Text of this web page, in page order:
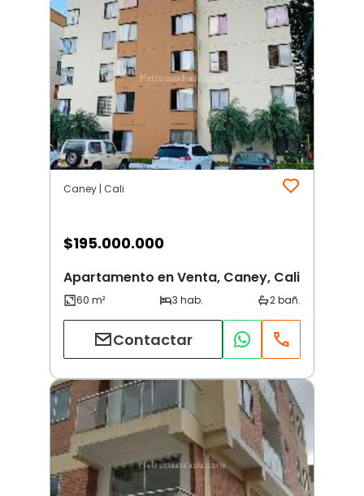
Caney | Cali
$195.000.000
Apartamento en Venta, Caney, Cali
Contactar